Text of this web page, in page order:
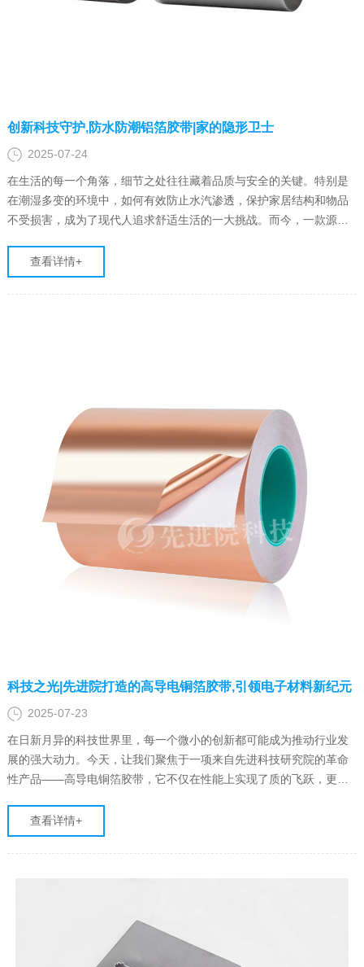
创新科技守护,防水防潮铝箔胶带|家的隐形卫士
2025-07-24
在生活的每一个角落，细节之处往往藏着品质与安全的关键。特别是
在潮湿多变的环境中，如何有效防止水汽渗透，保护家居结构和物品
不受损害，成为了现代人追求舒适生活的一大挑战。而今，一款源自
用场景，成为守护家庭干爽与安全的隐形卫士。
查看详情+
科技之光|先进院打造的高导电铜箔胶带,引领电子材料新纪元
2025-07-23
在日新月异的科技世界里，每一个微小的创新都可能成为推动行业发
展的强大动力。今天，让我们聚焦于一项来自先进科技研究院的革命
性产品——高导电铜箔胶带，它不仅在性能上实现了质的飞跃，更以
查看详情+